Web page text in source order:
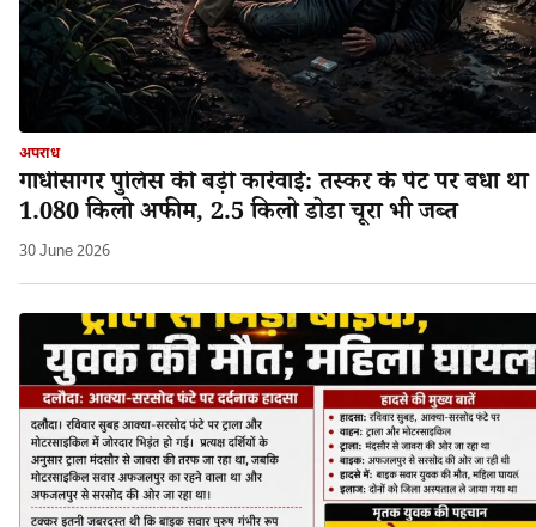
अपराध
गांधीसागर पुलिस की बड़ी कार्रवाई: तस्कर के पेट पर बंधा था
1.080 किलो अफीम, 2.5 किलो डोडा चूरा भी जब्त
30 June 2026